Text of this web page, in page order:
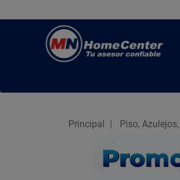
Center
Principal Piso,